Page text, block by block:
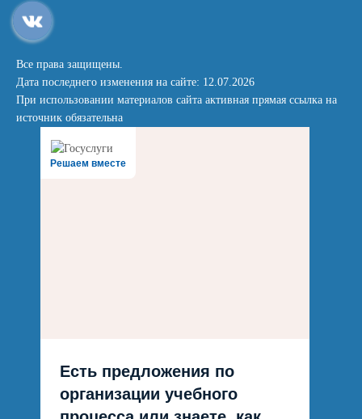
Все права защищены.
Дата последнего изменения на сайте: 12.07.2026
При использовании материалов сайта активная прямая ссылка на
источник обязательна
Решаем вместе
Есть предложения по
организации учебного